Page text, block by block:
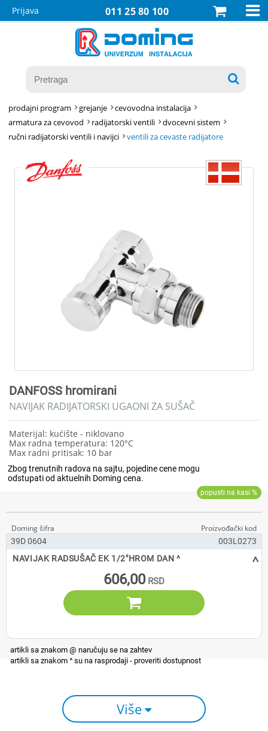
011 25 80 100
Prijava 

prodajni program grejanje
cevovodna instalacija
armatura za cevovod
radijatorski ventili
dvocevni sistem
ručni radijatorski ventili i navijci
ventili za cevaste radijatore
DANFOSS hromirani
NAVIJAK RADIJATORSKI UGAONI ZA SUŠAČ
Materijal: kućište - niklovano
Max radna temperatura: 120°C
Max radni pritisak: 10 bar
39D 0604
003L0273
NAVIJAK RADSUŠAČ EK 1/2"HROM DAN ^
606,00
^

Više